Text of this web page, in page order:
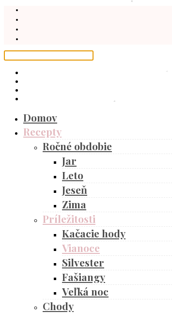
Domov
Recepty
Ročné obdobie
Jar
Leto
Jeseň
Zima
Príležitosti
Kačacie hody
Vianoce
Silvester
Fašiangy
Veľká noc
Chody